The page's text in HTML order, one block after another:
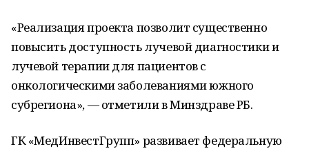
«Реализация проекта позволит существенно
повысить доступность лучевой диагностики и
лучевой терапии для пациентов с
онкологическими заболеваниями южного
субрегиона», — отметили в Минздраве РБ.
ГК «МедИнвестГрупп» развивает федеральную